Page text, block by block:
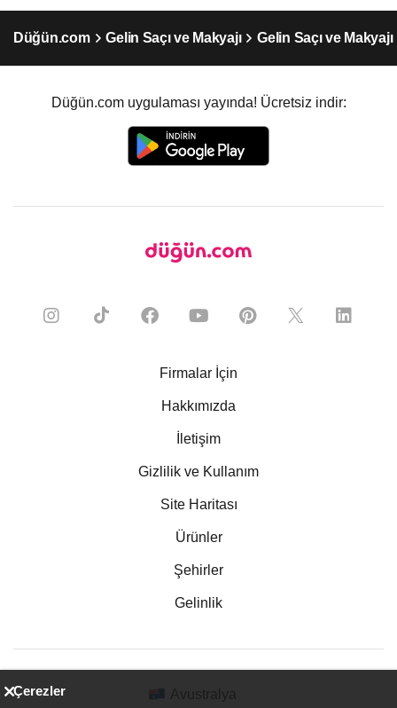
Düğün.com Gelin Saçı ve Makyajı Gelin Saçı ve
Düğün.com uygulaması yayında! Ücretsiz indir:
Firmalar İçin
Hakkımızda
İletişim
Gizlilik ve Kullanım
Site Haritası
Ürünler
Şehirler
Gelinlik
Çerezler